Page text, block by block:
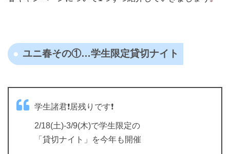
ユニ春その①…学生限定貸切ナイト
学生諸君❗居残りです❗
2/18(土)-3/9(木)で学生限定の
「貸切ナイト」を今年も開催